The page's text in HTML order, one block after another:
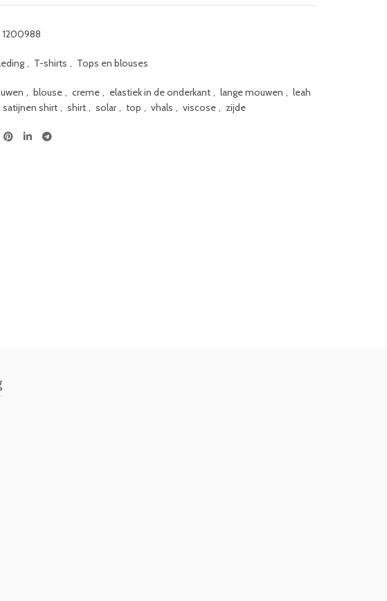
1200988
, T-shirts , Tops en blouses
, blouse , creme , elastiek in de onderkant , lange mouwen , leah
satijnen shirt , shirt , solar , top , vhals , viscose , zijde